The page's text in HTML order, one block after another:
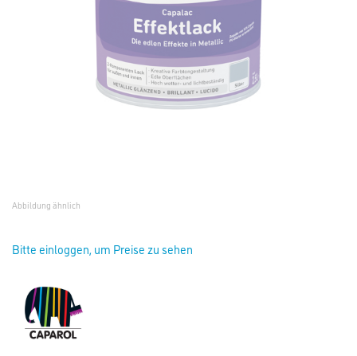
Abbildung ähnlich
Bitte einloggen, um Preise zu sehen